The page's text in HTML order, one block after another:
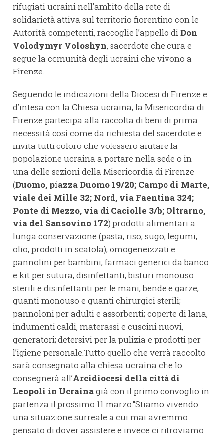
rifugiati ucraini nell’ambito della rete di
solidarietà attiva sul territorio fiorentino con le
Autorità competenti, raccoglie l’appello diDon
Volodymyr Voloshyn, sacerdote che cura e
segue la comunità degli ucraini che vivono a
Firenze.
Seguendo le indicazioni della Diocesi di Firenze e
d’intesa con la Chiesa ucraina, la Misericordia di
Firenze partecipa alla raccolta di beni di prima
necessità così come da richiesta del sacerdote e
invita tutti coloro che volessero aiutare la
popolazione ucraina a portare nella sede o in
una delle sezioni della Misericordia di Firenze
(Duomo, piazza Duomo 19/20; Campo di Marte,
viale dei Mille 32; Nord, via Faentina 324;
Ponte di Mezzo, via di Caciolle 3/b; Oltrarno,
via del Sansovino 172) prodotti alimentari a
lunga conservazione (pasta, riso, sugo, legumi,
olio, prodotti in scatola), omogeneizzati e
pannolini per bambini; farmaci generici da banco
e kit per sutura, disinfettanti, bisturi monouso
sterili e disinfettanti per le mani, bende e garze,
guanti monouso e guanti chirurgici sterili;
pannoloni per adulti e assorbenti; coperte di lana,
indumenti caldi, materassi e cuscini nuovi,
generatori; detersivi per la pulizia e prodotti per
l’igiene personale.Tutto quello che verrà raccolto
sarà consegnato alla chiesa ucraina che lo
consegnerà all’Arcidiocesi della città di
Leopoli in Ucrainagià con il primo convoglio in
partenza il prossimo 11 marzo.“Stiamo vivendo
una situazione surreale a cui mai avremmo
pensato di dover assistere e invece ci ritroviamo